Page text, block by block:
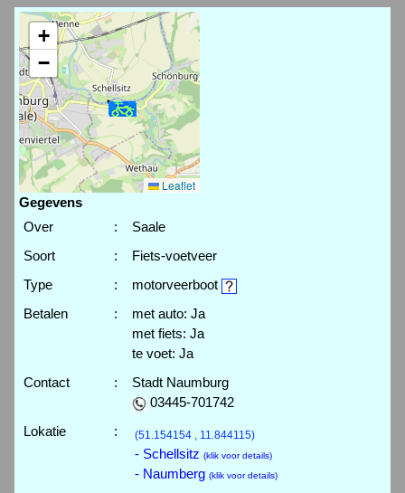
+
−
Leaflet
Gegevens
Over
:
Saale
Soort
:
Fiets-voetveer
Type
:
motorveerboot
Betalen
:
met auto: Ja
met fiets: Ja
te voet: Ja
Contact
:
Stadt Naumburg
03445-701742
Lokatie
: (51.154154 , 11.844115)
- Schellsitz (klik voor details)
- Naumberg (klik voor details)